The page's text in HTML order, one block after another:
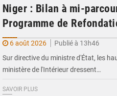
Niger : Bilan à mi-
Programme de
6 août 2026
Publié à 13h46
Sur directive du ministre d'État, les
ministère de l'Intérieur dressent…
SAVOIR PLUS